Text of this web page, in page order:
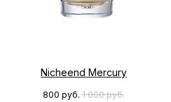
Nicheend Mercury
800 руб. 1 000 руб.